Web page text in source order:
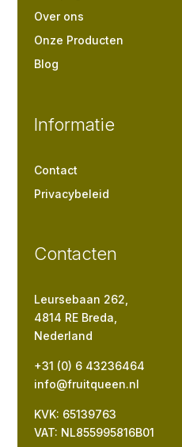
Over ons
Onze Producten
Blog
Informatie
Contact
Privacybeleid
Contacten
Leursebaan 262,
4814 RE Breda,
Nederland
+31 (0) 6 43236464
info@fruitqueen.nl
KVK: 65139763
VAT: NL855995816B01